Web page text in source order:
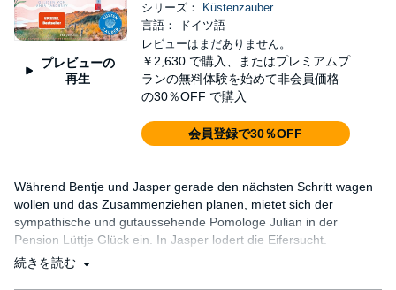
プレビューの
再生
シリーズ：
Küstenzauber
言語： ドイツ語
レビューはまだありません。
￥2,630 で購入、またはプレミアムプ
ランの無料体験を始めて非会員価格
の30％OFF で購入
会員登録で30％OFF
Während Bentje und Jasper gerade den nächsten Schritt wagen
wollen und das Zusammenziehen planen, mietet sich der
sympathische und gutaussehende Pomologe Julian in der
Pension Lüttje Glück ein. In Jasper lodert die Eifersucht.
続きを読む